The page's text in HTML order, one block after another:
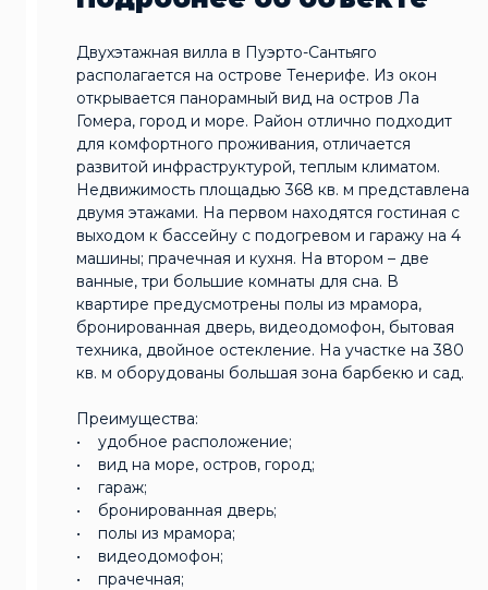
Двухэтажная вилла в Пуэрто-Сантьяго
располагается на острове Тенерифе. Из окон
открывается панорамный вид на остров Ла
Гомера, город и море. Район отлично подходит
для комфортного проживания, отличается
развитой инфраструктурой, теплым климатом.
Недвижимость площадью 368 кв. м представлена
двумя этажами. На первом находятся гостиная с
выходом к бассейну с подогревом и гаражу на 4
машины; прачечная и кухня. На втором – две
ванные, три большие комнаты для сна. В
квартире предусмотрены полы из мрамора,
бронированная дверь, видеодомофон, бытовая
техника, двойное остекление. На участке на 380
кв. м оборудованы большая зона барбекю и сад.
Преимущества:
• удобное расположение;
• вид на море, остров, город;
• гараж;
• бронированная дверь;
• полы из мрамора;
• видеодомофон;
• прачечная;